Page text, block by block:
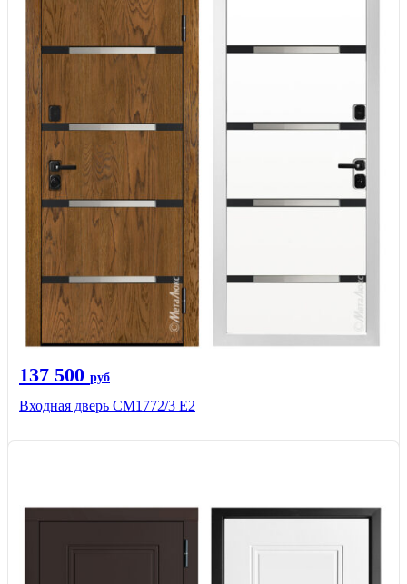
137 500 руб
Входная дверь СМ1772/3 Е2